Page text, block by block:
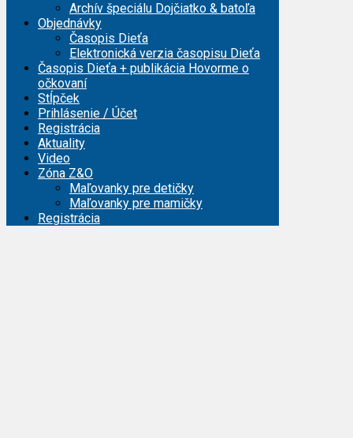
Archív špeciálu Dojčiatko & batoľa
Objednávky
Časopis Dieťa
Elektronická verzia časopisu Dieťa
Časopis Dieťa + publikácia Hovorme o
očkovaní
Stĺpček
Prihlásenie / Účet
Registrácia
Aktuality
Video
Zóna Z&O
Maľovanky pre detičky
Maľovanky pre mamičky
Registrácia